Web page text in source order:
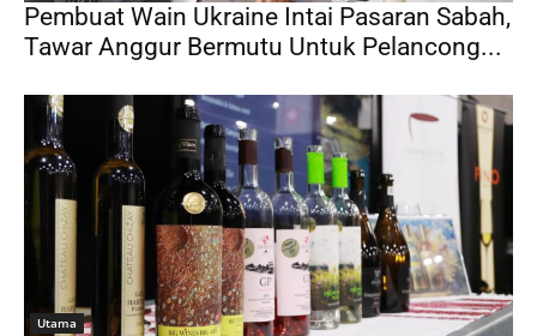
Pembuat Wain Ukraine Intai Pasaran Sabah,
Tawar Anggur Bermutu Untuk Pelancong...
Utama